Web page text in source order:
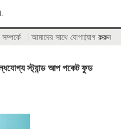
আমাদের সাথে যোগাযোগ করুন
>>
স্ট্যান্ড আপ পকেট ফুড